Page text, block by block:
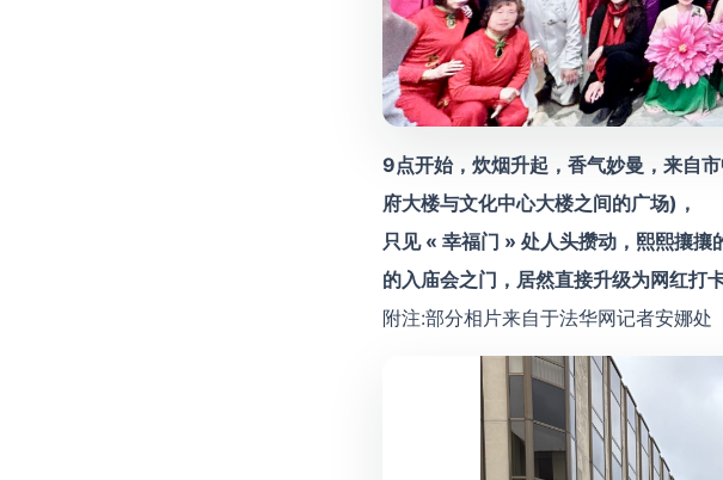
9点开始，炊烟升起，香气妙曼，来自
府大楼与文化中心大楼之间的广场)，
只见 « 幸福门 » 处人头攒动，熙熙攘攘
的入庙会之门，居然直接升级为网红打
附注:部分相片来自于法华网记者安娜处